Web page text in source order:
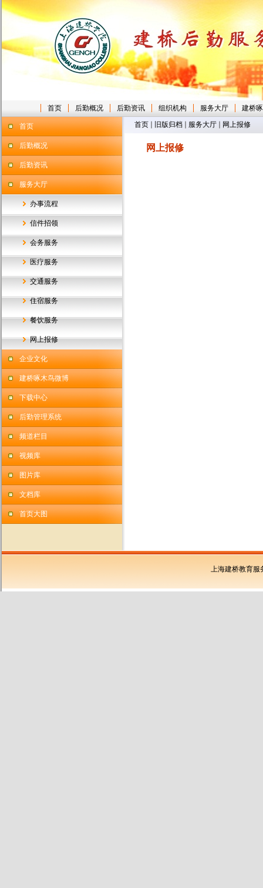
首页 后勤概况 后勤资讯 组织机构 服务大厅 建桥
首页
后勤概况
后勤资讯
服务大厅
办事流程
信件招领
会务服务
医疗服务
交通服务
住宿服务
餐饮服务
网上报修
企业文化
建桥啄木鸟微博
下载中心
后勤管理系统
频道栏目
视频库
图片库
文档库
首页大图
首页 旧版归档 服务大厅 网上报修
网上报修
上海建桥教育服